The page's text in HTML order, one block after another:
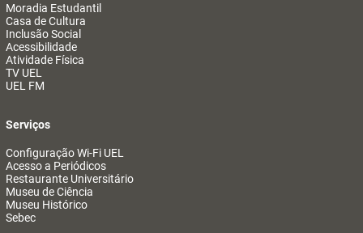
Moradia Estudantil
Casa de Cultura
Inclusão Social
Acessibilidade
Atividade Física
TV UEL
UEL FM
Serviços
Configuração Wi-Fi UEL
Acesso a Periódicos
Restaurante Universitário
Museu de Ciência
Museu Histórico
Sebec